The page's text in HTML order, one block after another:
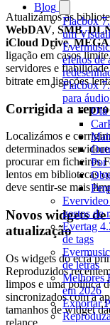
Blog
Flacbox
um
efeitos de
Flacbox
para
Olá
Por
gestos de
Evertag
de tags
de letras
Melhores
em 2026
Exportar
Atualizámos as
WebDAV, SMB,
iCloud Drive,MEGA
ligação em casos
servidores e
bitrate em ligações
Corrigida a
Localizámos e
determinados
procurar em ficheiros
lentos em bibliotecas
deve sentir-se mais
Novos widgets
atualização
Os widgets do ecrã
Reproduzidos
limpos e uma política
sincronizados com a
tamanhos de widget
relance.